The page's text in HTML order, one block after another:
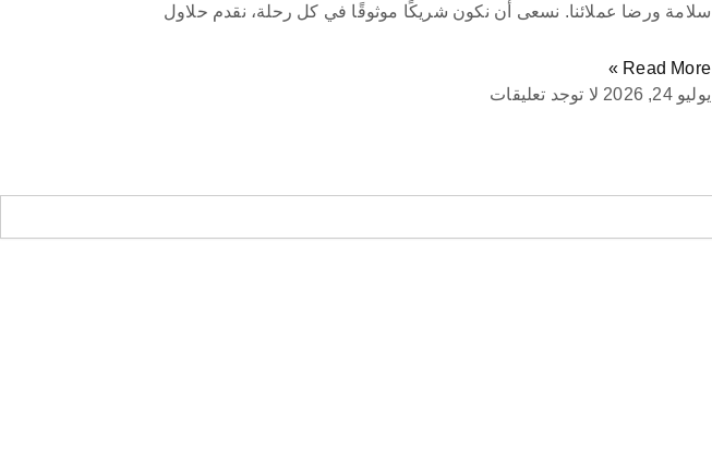
سلامة ورضا عملائنا. نسعى أن نكون شريكًا موثوقًا في كل رحلة، نقدم حلاول
Read More »
يوليو 24, 2026
لا توجد تعليقات